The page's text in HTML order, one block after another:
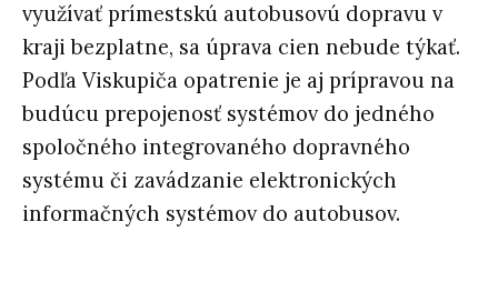
využívať prímestskú autobusovú dopravu v
kraji bezplatne, sa úprava cien nebude týkať.
Podľa Viskupiča opatrenie je aj prípravou na
budúcu prepojenosť systémov do jedného
spoločného integrovaného dopravného
systému či zavádzanie elektronických
informačných systémov do autobusov.